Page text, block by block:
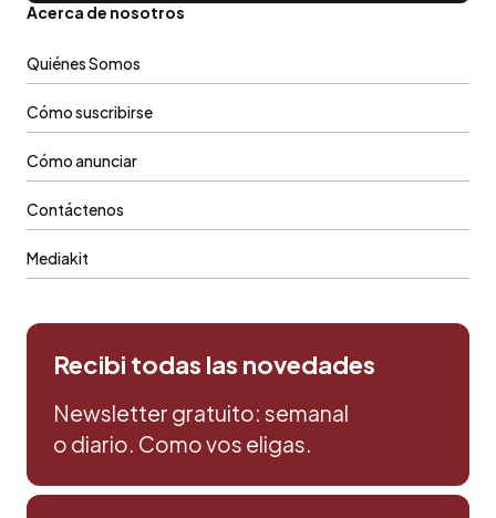
Acerca de nosotros
Quiénes Somos
Cómo suscribirse
Cómo anunciar
Contáctenos
Mediakit
Recibi todas las novedades
Newsletter gratuito: semanal
o diario. Como vos eligas.